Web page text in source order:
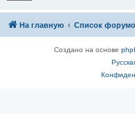
На главную Список
Создано на основе